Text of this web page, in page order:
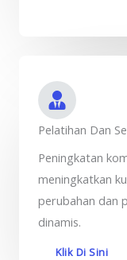
Pelatihan Dan
Peningkatan
meningkatkan
perubahan dan
dinamis.
Klik Di Sini